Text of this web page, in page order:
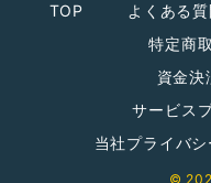
TOP よくある質
特定商
資金決
サービス
当社プライバ
©